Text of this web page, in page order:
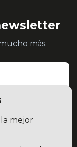
más.
mejor